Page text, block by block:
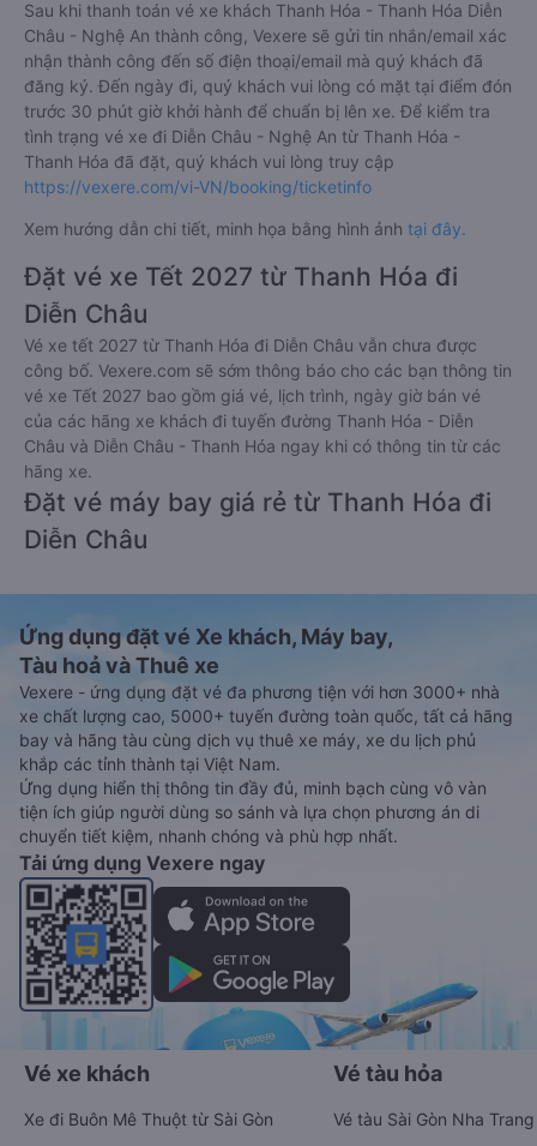
Sau khi thanh toán vé xe khách Thanh Hóa - Thanh Hóa Diễn
Châu - Nghệ An thành công, Vexere sẽ gửi tin nhắn/email xác
nhận thành công đến số điện thoại/email mà quý khách đã
đăng ký. Đến ngày đi, quý khách vui lòng có mặt tại điểm đón
trước 30 phút giờ khởi hành để chuẩn bị lên xe. Để kiểm tra
tình trạng vé xe đi Diễn Châu - Nghệ An từ Thanh Hóa -
Thanh Hóa đã đặt, quý khách vui lòng truy cập
https://vexere.com/vi-VN/booking/ticketinfo
Xem hướng dẫn chi tiết, minh họa bằng hình ảnh tại đây.
Đặt vé xe Tết 2027 từ Thanh Hóa đi
Diễn Châu
Vé xe tết 2027 từ Thanh Hóa đi Diễn Châu vẫn chưa được
công bố. Vexere.com sẽ sớm thông báo cho các bạn thông tin
vé xe Tết 2027 bao gồm giá vé, lịch trình, ngày giờ bán vé
của các hãng xe khách đi tuyến đường Thanh Hóa - Diễn
Châu và Diễn Châu - Thanh Hóa ngay khi có thông tin từ các
hãng xe.
Đặt vé máy bay giá rẻ từ Thanh Hóa đi
Diễn Châu
Ứng dụng đặt vé Xe khách, Máy bay,
Tàu hoả và Thuê xe
Vexere - ứng dụng đặt vé đa phương tiện với hơn 3000+ nhà
xe chất lượng cao, 5000+ tuyến đường toàn quốc, tất cả hãng
bay và hãng tàu cùng dịch vụ thuê xe máy, xe du lịch phủ
khắp các tỉnh thành tại Việt Nam.
Ứng dụng hiển thị thông tin đầy đủ, minh bạch cùng vô vàn
tiện ích giúp người dùng so sánh và lựa chọn phương án di
chuyển tiết kiệm, nhanh chóng và phù hợp nhất.
Tải ứng dụng Vexere ngay
Vé xe khách
Xe đi Buôn Mê Thuột từ Sài Gòn
Vé tàu hỏa
Vé tàu Sài Gòn Nha Trang